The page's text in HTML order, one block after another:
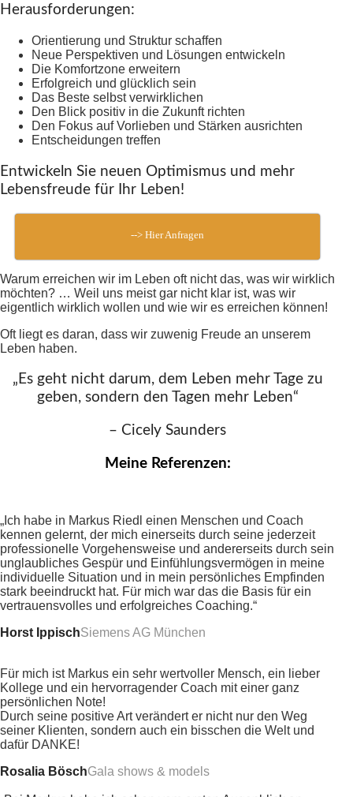
Herausforderungen:
Orientierung und Struktur schaffen
Neue Perspektiven und Lösungen entwickeln
Die Komfortzone erweitern
Erfolgreich und glücklich sein
Das Beste selbst verwirklichen
Den Blick positiv in die Zukunft richten
Den Fokus auf Vorlieben und Stärken ausrichten
Entscheidungen treffen
Entwickeln Sie neuen Optimismus und mehr
Lebensfreude für Ihr Leben!
--> Hier Anfragen
Warum erreichen wir im Leben oft nicht das, was wir wirklich
möchten? … Weil uns meist gar nicht klar ist, was wir
eigentlich wirklich wollen und wie wir es erreichen können!
Oft liegt es daran, dass wir zuwenig Freude an unserem
Leben haben.
„Es geht nicht darum, dem Leben mehr Tage zu
geben, sondern den Tagen mehr Leben“
– Cicely Saunders
Meine Referenzen:
„Ich habe in Markus Riedl einen Menschen und Coach
kennen gelernt, der mich einerseits durch seine jederzeit
professionelle Vorgehensweise und andererseits durch sein
unglaubliches Gespür und Einfühlungsvermögen in meine
individuelle Situation und in mein persönliches Empfinden
stark beeindruckt hat. Für mich war das die Basis für ein
vertrauensvolles und erfolgreiches Coaching.“
Horst IppischSiemens AG München
Für mich ist Markus ein sehr wertvoller Mensch, ein lieber
Kollege und ein hervorragender Coach mit einer ganz
persönlichen Note!
Durch seine positive Art verändert er nicht nur den Weg
seiner Klienten, sondern auch ein bisschen die Welt und
dafür DANKE!
Rosalia BöschGala shows & models